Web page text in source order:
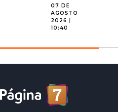
07 DE
AGOSTO
2026 |
10:40